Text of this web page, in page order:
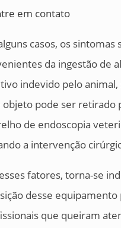
casos, os sintomas
da ingestão de
indevido pelo animal,
objeto pode ser retirado
de endoscopia
a intervenção
fatores, torna-se
desse equipamento
que queiram